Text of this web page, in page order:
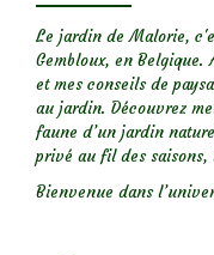
Le jardin de Malorie,
Gembloux, en Belgique.
et mes conseils de
au jardin. Découvrez
faune d’un jardin
privé au fil des saisons,
Bienvenue dans